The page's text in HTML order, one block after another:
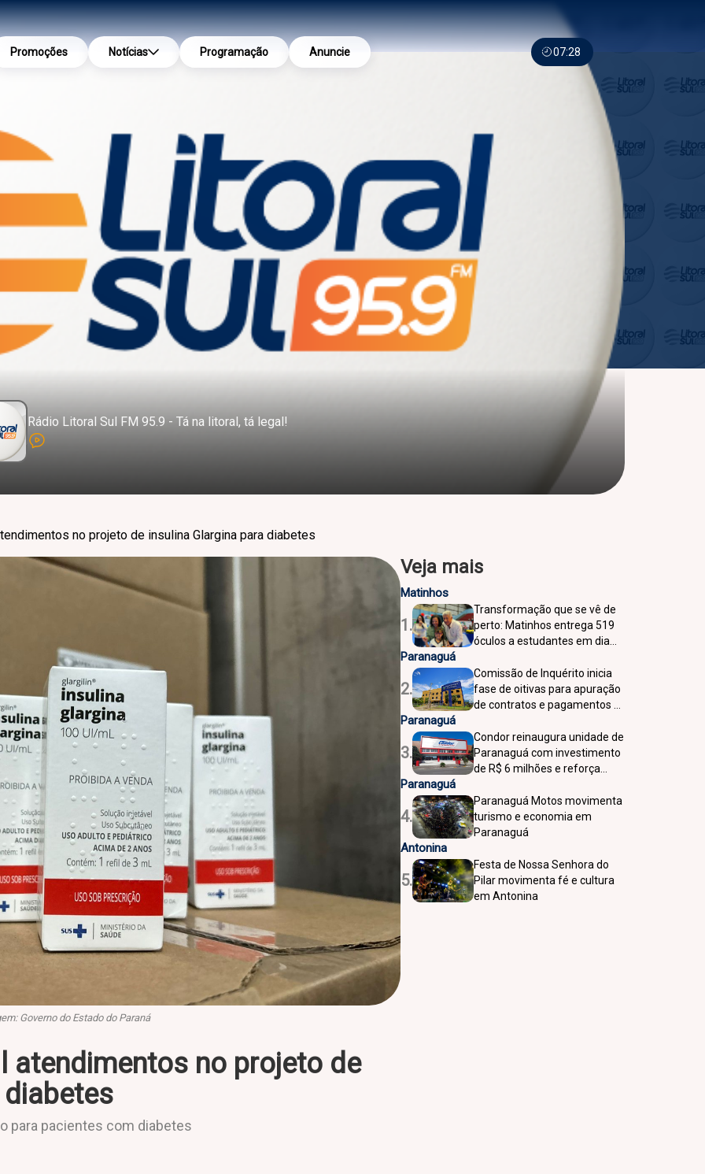
Promoções Notícias Programação Anuncie 07:28
Rádio Litoral Sul FM 95.9 - Tá na litoral, tá legal!
no projeto de insulina Glargina para diabetes
Governo do Estado do Paraná​
atendimentos no projeto de
para pacientes com diabetes
Veja mais
Matinhos
1.
Transformação que se vê de
perto: Matinhos entrega 519
óculos a estudantes em dia
cidadania
Paranaguá
2.
Comissão de Inquérito inicia
fase de oitivas para apuração
de contratos e pagamentos à
Paranaguá
3.
Condor reinaugura unidade de
Paranaguá com investimento
de R$ 6 milhões e reforça
Paranaguá
4.
Paranaguá Motos movimenta
turismo e economia em
Paranaguá
Antonina
5.
Festa de Nossa Senhora do
Pilar movimenta fé e cultura
em Antonina